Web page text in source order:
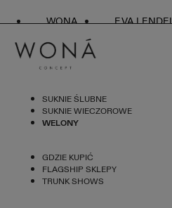
WONA EVA
SUKNIE ŚLUBNE
SUKNIE WIECZOROWE
WELONY
GDZIE KUPIĆ
FLAGSHIP SKLEPY
TRUNK SHOWS